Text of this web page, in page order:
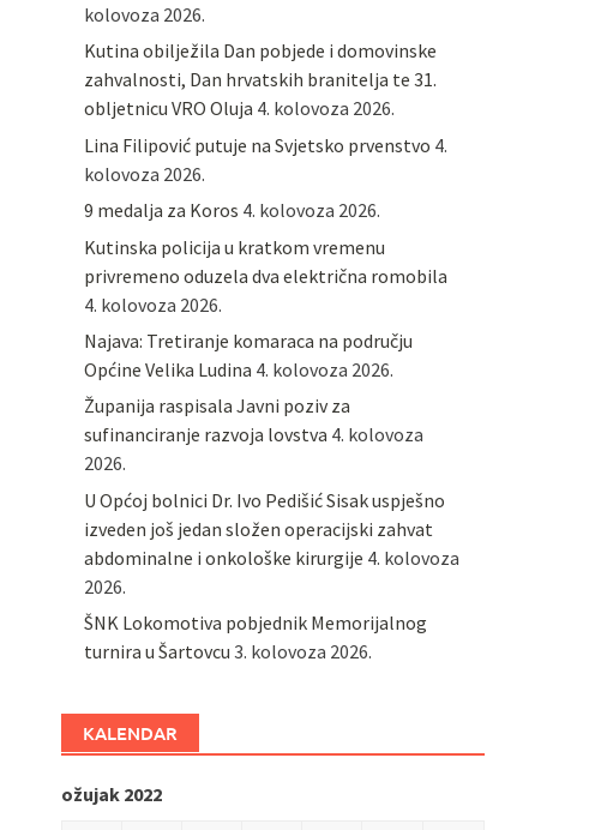
kolovoza 2026.
Kutina obilježila Dan pobjede i domovinske
zahvalnosti, Dan hrvatskih branitelja te 31.
obljetnicu VRO Oluja 4. kolovoza 2026.
Lina Filipović putuje na Svjetsko prvenstvo 4.
kolovoza 2026.
9 medalja za Koros 4. kolovoza 2026.
Kutinska policija u kratkom vremenu
privremeno oduzela dva električna romobila
4. kolovoza 2026.
Najava: Tretiranje komaraca na području
Općine Velika Ludina 4. kolovoza 2026.
Županija raspisala Javni poziv za
sufinanciranje razvoja lovstva 4. kolovoza
2026.
U Općoj bolnici Dr. Ivo Pedišić Sisak uspješno
izveden još jedan složen operacijski zahvat
abdominalne i onkološke kirurgije 4. kolovoza
2026.
ŠNK Lokomotiva pobjednik Memorijalnog
turnira u Šartovcu 3. kolovoza 2026.
KALENDAR
ožujak 2022